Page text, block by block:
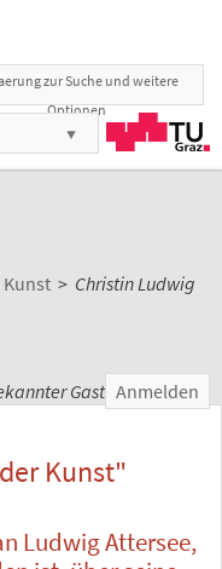
zur Suche und weitere
Optionen
Kunst > Christin Ludwig
Gast Anmelden
Kunst"
Ludwig Attersee,